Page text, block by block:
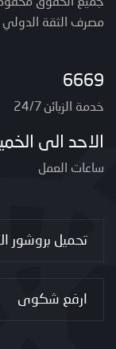
مصرف الثقة الدولي
6669
خدمة الزبائن 24/7
الاحد الى الخميس 8 صباحا
ساعات العمل
تحميل بروشور
ارفع شكوى